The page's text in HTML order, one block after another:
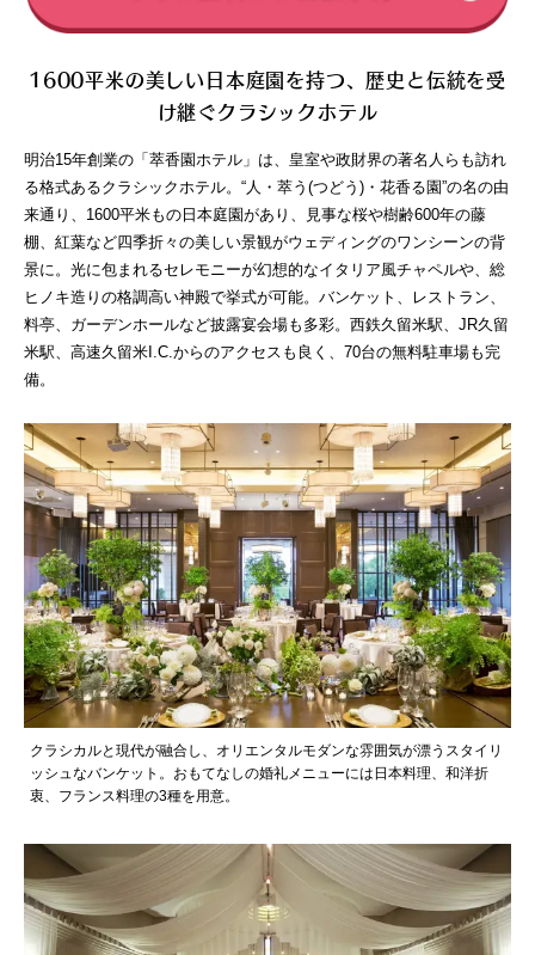
1600平米の美しい日本庭園を持つ、歴史と伝統を受
け継ぐクラシックホテル
明治15年創業の「萃香園ホテル」は、皇室や政財界の著名人らも訪れ
る格式あるクラシックホテル。“人・萃う(つどう)・花香る園”の名の由
来通り、1600平米もの日本庭園があり、見事な桜や樹齢600年の藤
棚、紅葉など四季折々の美しい景観がウェディングのワンシーンの背
景に。光に包まれるセレモニーが幻想的なイタリア風チャペルや、総
ヒノキ造りの格調高い神殿で挙式が可能。バンケット、レストラン、
料亭、ガーデンホールなど披露宴会場も多彩。西鉄久留米駅、JR久留
米駅、高速久留米I.C.からのアクセスも良く、70台の無料駐車場も完
備。
クラシカルと現代が融合し、オリエンタルモダンな雰囲気が漂うスタイリ
ッシュなバンケット。おもてなしの婚礼メニューには日本料理、和洋折
衷、フランス料理の3種を用意。